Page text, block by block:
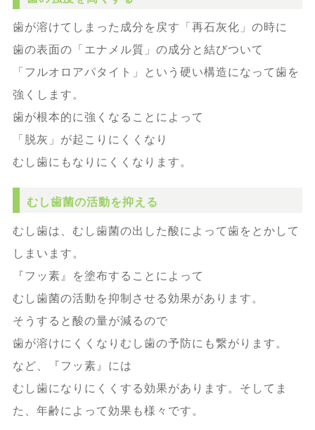
歯が溶けてしまった成分を戻す「再石灰化」の時に
歯の表面の「エナメル質」の成分と結びついて
「フルオロアパタイト」という硬い構造になって歯を
強くします。
歯が根本的に強くなることによって
「脱灰」が起こりにくくなり
むし歯にもなりにくくなります。
むし歯菌の活動を抑える
むし歯は、むし歯菌の出した酸によって歯をとかして
しまいます。
『フッ素』を塗布することによって
むし歯菌の活動を抑制させる効果があります。
そうすると酸の量が減るので
歯が溶けにくくなりむし歯の予防にも繋がります。
など、『フッ素』には
むし歯になりにくくする効果があります。そしてま
た、年齢によって効果も様々です。